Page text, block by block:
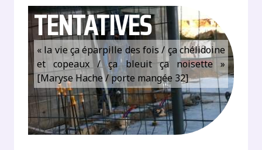
TENTATIVES
« la vie ça éparpille des fois / ça chélidoine
et copeaux / ça bleuit ça noisette »
[Maryse Hache / porte mangée 32]